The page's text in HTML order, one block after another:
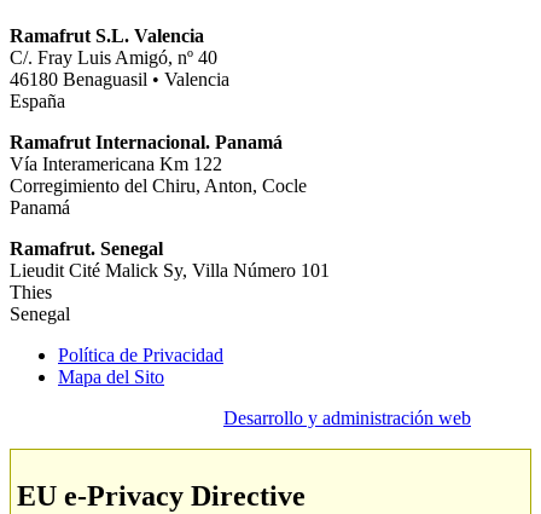
Ramafrut S.L. Valencia
C/. Fray Luis Amigó, nº 40
46180 Benaguasil • Valencia
España
Ramafrut Internacional. Panamá
Vía Interamericana Km 122
Corregimiento del Chiru, Anton, Cocle
Panamá
Ramafrut. Senegal
Lieudit Cité Malick Sy, Villa Número 101
Thies
Senegal
Política de Privacidad
Mapa del Sito
Desarrollo y administración web
EU e-Privacy Directive